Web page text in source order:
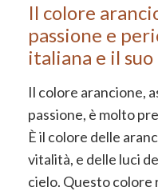
Il colore
passione e
italiana e il
Il colore arancione,
passione, è molto
È il colore delle
vitalità, e delle luci
cielo. Questo colore